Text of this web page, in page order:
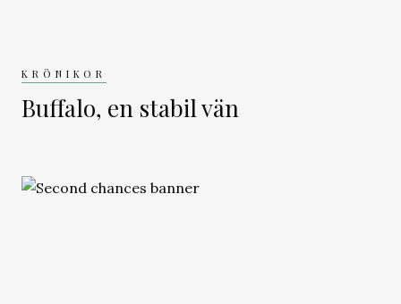
KRÖNIKOR
Buffalo, en stabil vän